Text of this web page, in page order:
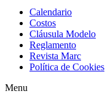
Calendario
Costos
Cláusula Modelo
Reglamento
Revista Marc
Política de Cookies
Menu